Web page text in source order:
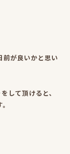
前が良いかと思い
して頂けると、